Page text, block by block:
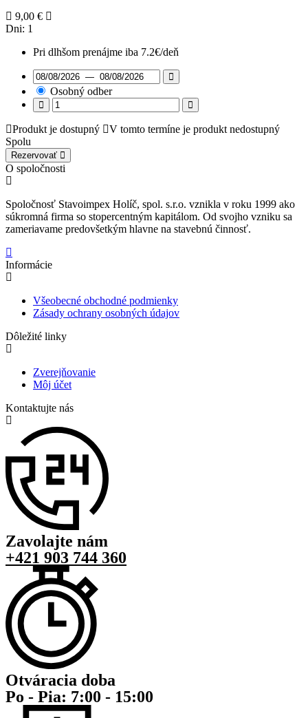
9,00 €
Dni: 1
Pri dlhšom prenájme iba 7.2€/deň
Osobný odber
Produkt je dostupný
V tomto termíne je produkt nedostupný
Spolu
Rezervovať
O spoločnosti
Spoločnosť Stavoimpex Holíč, spol. s.r.o. vznikla v roku 1999 ako
súkromná firma so stopercentným kapitálom. Od svojho vzniku sa
zameriavame predovšetkým hlavne na stavebnú činnosť.
Informácie
Všeobecné obchodné podmienky
Zásady ochrany osobných údajov
Dôležité linky
Zverejňovanie
Môj účet
Kontaktujte nás
Zavolajte nám
+421 903 744 360
Otváracia doba
Po - Pia: 7:00 - 15:00